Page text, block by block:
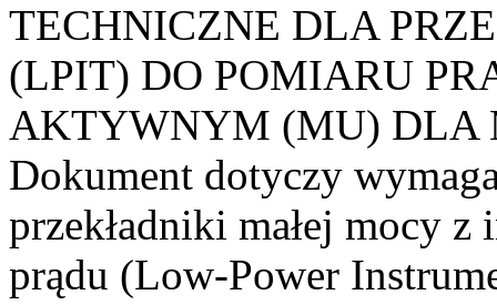
TECHNICZNE DLA
(LPIT) DO POMIARU
AKTYWNYM (MU) DLA
Dokument dotyczy
przekładniki małej mocy
prądu (Low-Power